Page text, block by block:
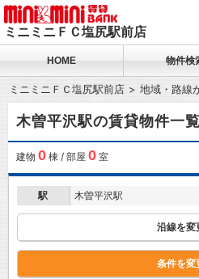
ミニミニＦＣ塩尻駅前店
HOME 物件検
ミニミニＦＣ塩尻駅前店 地域・路線
木曽平沢駅の賃貸物件一覧
建物 0棟 / 部屋 0室
駅 木曽平沢駅
沿線を変
条件を変